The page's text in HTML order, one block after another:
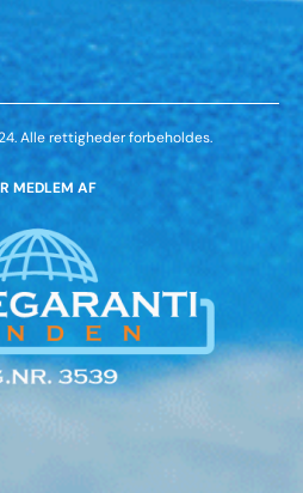
felt
være
tomt.
Alle rettigheder forbeholdes.
MEDLEM AF